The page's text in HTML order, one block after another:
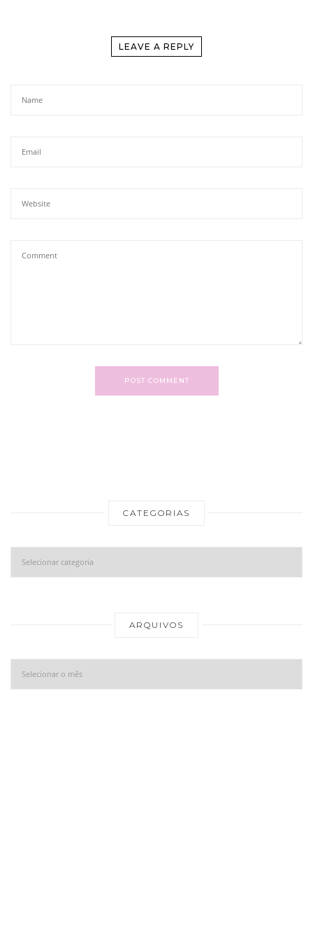
LEAVE A REPLY
POST COMMENT
CATEGORIAS
Categorias
ARQUIVOS